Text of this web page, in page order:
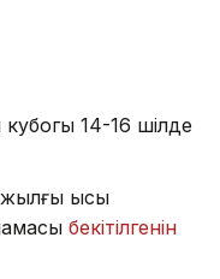
14-16 шілде
қысқы
бекітілгенін